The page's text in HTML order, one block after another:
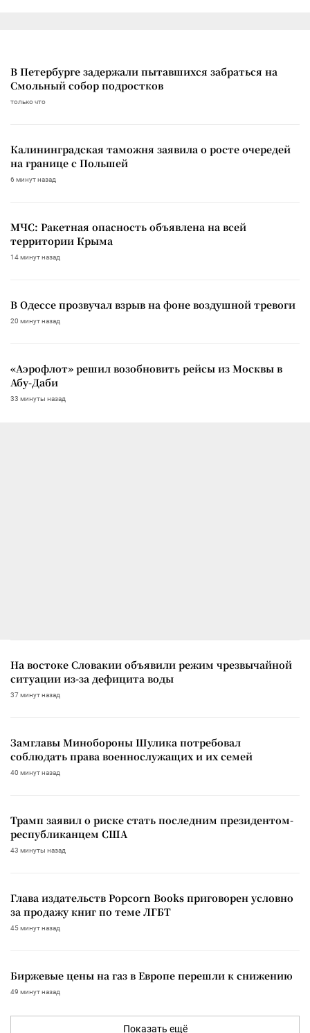
В Петербурге задержали пытавшихся забраться на
Смольный собор подростков
только что
Калининградская таможня заявила о росте очередей
на границе с Польшей
6 минут назад
МЧС: Ракетная опасность объявлена на всей
территории Крыма
14 минут назад
В Одессе прозвучал взрыв на фоне воздушной тревоги
20 минут назад
«Аэрофлот» решил возобновить рейсы из Москвы в
Абу-Даби
33 минуты назад
На востоке Словакии объявили режим чрезвычайной
ситуации из-за дефицита воды
37 минут назад
Замглавы Минобороны Шулика потребовал
соблюдать права военнослужащих и их семей
40 минут назад
Трамп заявил о риске стать последним президентом-
республиканцем США
43 минуты назад
Глава издательств Popcorn Books приговорен условно
за продажу книг по теме ЛГБТ
45 минут назад
Биржевые цены на газ в Европе перешли к снижению
49 минут назад
Показать ещё